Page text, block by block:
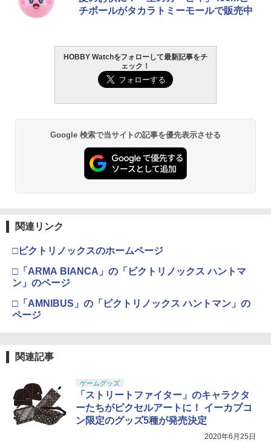
タミヤ クラフトツールシリーズ No.123
先細薄刃ニッパー (ゲートカット用) プラ
GSIクレオス Mr.トップコート 水性プレ
ミアムトップコートスプレー 光沢 88ml
ホビー用仕上材 B601
4
タミヤ(TAMIYA) メイクアップ材シリー
ズ No.3 タミヤセメント(角びん) 40ml 模
型用接着剤 87003
チボールがタカラトミーモールで販売中
HOBBY Watchをフォローして最新記事をチ
ェック！
Google 検索で当サイトの記事を優先表示させる
関連リンク
□ビクトリノックスのホームページ
□「ARMA BIANCA」の「ビクトリノックス ハントマ
ン」のページ
□「AMNIBUS」の「ビクトリノックス ハントマン」の
ページ
関連記事
ゲームグッズ
「ストリートファイター」のキャラクタ
ーたちがピクセルアートに！ イーカプコ
ン限定のグッズ5種が発売決定
2020年6月25日